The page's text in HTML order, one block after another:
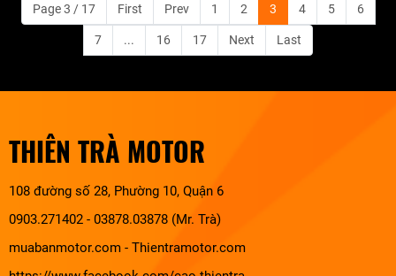
Page 3 / 17 First Prev 1 2 3 4 5 6
7 ... 16 17 Next Last
THIÊN TRÀ MOTOR
108 đường số 28, Phường 10, Quận 6
0903.271402 - 03878.03878 (Mr. Trà)
muabanmotor.com - Thientramotor.com